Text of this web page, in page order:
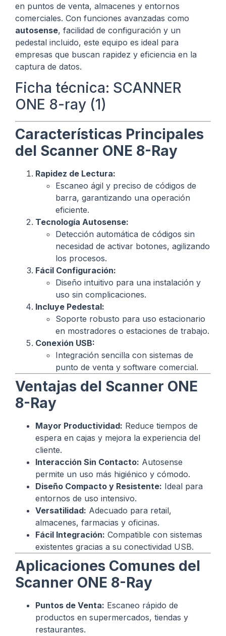
en puntos de venta, almacenes y entornos
comerciales. Con funciones avanzadas como
autosense, facilidad de configuración y un
pedestal incluido, este equipo es ideal para
empresas que buscan rapidez y eficiencia en la
captura de datos.
Ficha técnica: SCANNER
ONE 8-ray (1)
Características Principales
del Scanner ONE 8-Ray
Rapidez de Lectura:
Escaneo ágil y preciso de códigos de
barra, garantizando una operación
eficiente.
Tecnología Autosense:
Detección automática de códigos sin
necesidad de activar botones, agilizando
los procesos.
Fácil Configuración:
Diseño intuitivo para una instalación y
uso sin complicaciones.
Incluye Pedestal:
Soporte robusto para uso estacionario
en mostradores o estaciones de trabajo.
Conexión USB:
Integración sencilla con sistemas de
punto de venta y software comercial.
Ventajas del Scanner ONE
8-Ray
Mayor Productividad: Reduce tiempos de
espera en cajas y mejora la experiencia del
cliente.
Interacción Sin Contacto: Autosense
permite un uso más higiénico y cómodo.
Diseño Compacto y Resistente: Ideal para
entornos de uso intensivo.
Versatilidad: Adecuado para retail,
almacenes, farmacias y oficinas.
Fácil Integración: Compatible con sistemas
existentes gracias a su conectividad USB.
Aplicaciones Comunes del
Scanner ONE 8-Ray
Puntos de Venta: Escaneo rápido de
productos en supermercados, tiendas y
restaurantes.